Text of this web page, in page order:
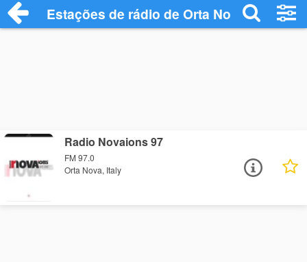
Estações de rádio de Orta Nova - Ouça
Radio Novaions 97
FM 97.0
Orta Nova, Italy